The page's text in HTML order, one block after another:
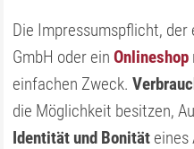
Die Impressumspflicht, der
GmbH oder einOnlineshop
einfachen Zweck.
die Möglichkeit besitzen,
Identität und Bonität eines